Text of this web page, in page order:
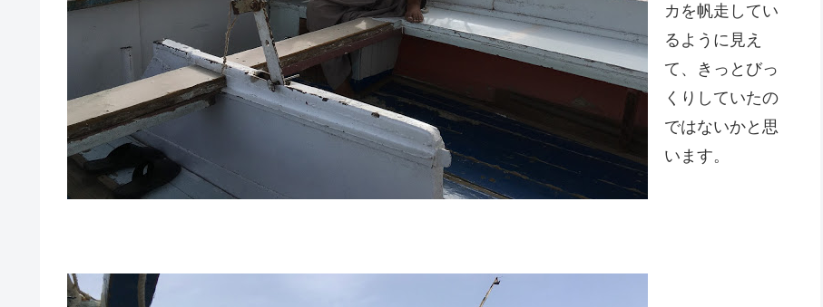
カを帆走してい
るように見え
て、きっとびっ
くりしていたの
ではないかと思
います。